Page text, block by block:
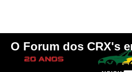
O Forum dos CRX's